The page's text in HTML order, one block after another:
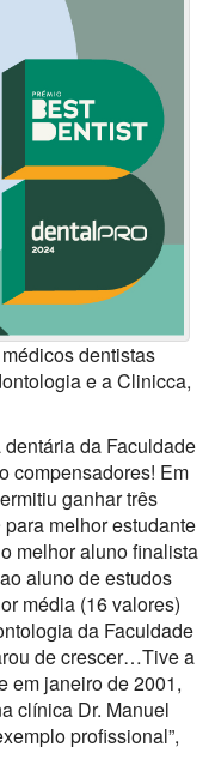
dentistas
e a Clinicca,
da Faculdade
compensadores! Em
ganhar três
melhor estudante
melhor aluno finalista
aluno de estudos
média (16 valores)
da Faculdade
de crescer…Tive a
em janeiro de 2001,
clínica Dr. Manuel
profissional”,